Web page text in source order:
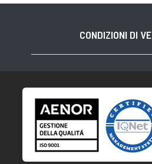
CONDIZIONI DI